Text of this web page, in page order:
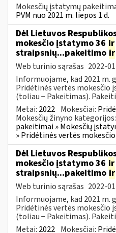
Mokesčių įstatymų
PVM nuo 2021 m. liepos 1 d.
Dėl Lietuvos
mokesčio įstatymo 36 ir
straipsnių...pakeitimo ir
Web turinio sąrašas 2022-
Informuojame, kad 2021 m.
Pridėtinės vertės mokesčio
(toliau − Pakeitimas).
Metai: 2022 Mokesčiai:
Mokesčių žinyno kategorijos:
pakeitimai » Mokesčių
» Pridėtinės vertės
Dėl Lietuvos
mokesčio įstatymo 36 ir
straipsnių...pakeitimo ir
Web turinio sąrašas 2022-
Informuojame, kad 2021 m.
Pridėtinės vertės mokesčio
(toliau − Pakeitimas).
Metai: 2022 Mokesčiai: